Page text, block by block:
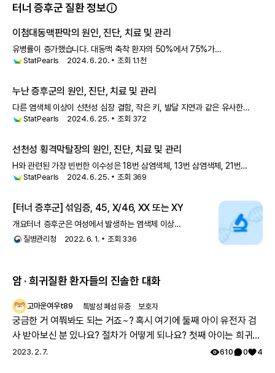
터너 증후군 질환 정보
이첨대동맥판막의 원인, 진단, 치료 및 관리
유병률이 증가했습니다. 대동맥 축착 환자의 50%에서 75%가
이첨대동맥판막을 가지고 있습니다. 이것은 터너 증후군(30%의 경우)과
결손의 30%의
StatPearls 2024. 6. 20. 조회 1.1천
누난 증후군의 원인, 진단, 치료 및 관리
다른 염색체 이상이 선천성 심장 결함, 작은 키, 발달 지연과 같은 유사한
증상들을 일으킬 수 있습니다. 터너 증후군 누난 증후군은 터너 증후군과의
StatPearls 2024. 6. 25. 조회 372
선천성 횡격막탈장의 원인, 진단, 치료 및 관리
H와 관련된 가장 빈번한 이수성은 18번 삼염색체, 13번 삼염색체, 21번
삼염색체, 그리고 덜 빈번하게 터너 증후군(45, X)입니다. CDH와 관련된
StatPearls 2024. 6. 25. 조회 369
[터너 증후군] 섞임증, 45, X/46, XX 또는 XY
개요터너 증후군은 여성에서 발생하는 염색체 이상
질환으로, 섞임증은 터너 증후군 중 드문 염색체
질병관리청 2022. 6. 1. 조회 336
암 · 희귀질환 환자들의 진솔한 대화
고마운여우t89 특발성 폐섬유증 보호자
궁금한 거 여쭤봐도 되는 거죠~? 혹시 여기에 둘째 아이 유전자 검
사 받아보신 분 있나요? 절차가 어떻게 되나요? 첫째 아이는 희귀질
환 진단받았고, 당시에 애기 아빠랑 저랑 유전자 검사했는데 돌연변
2023. 2. 7. 610 0 4